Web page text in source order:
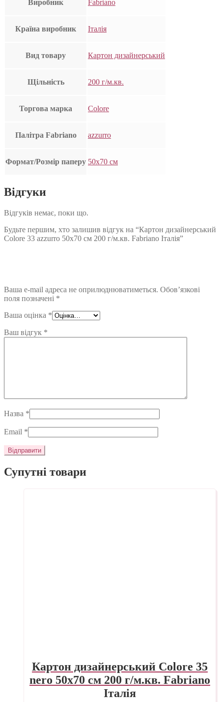
Виробник Fabriano
Країна виробник Італія
Вид товару Картон дизайнерський
Щільність 200 г/м.кв.
Торгова марка Colore
Палітра Fabriano azzurro
Формат/Розмір паперу 50х70 см
Відгуки
Відгуків немає, поки що.
Будьте першим, хто залишив відгук на “Картон дизайнерський
Colore 33 azzurro 50х70 см 200 г/м.кв. Fabriano Італія”
Ваша e-mail адреса не оприлюднюватиметься. Обов’язкові
поля позначені *
Ваша оцінка *
Ваш відгук *
Назва *
Email *
Супутні товари
Картон дизайнерський Colore 35
nero 50х70 см 200 г/м.кв. Fabriano
Італія